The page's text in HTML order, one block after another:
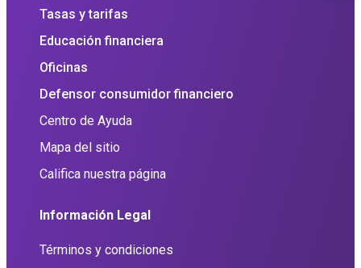
Tasas y tarifas
Educación financiera
Oficinas
Defensor consumidor financiero
Centro de Ayuda
Mapa del sitio
Califica nuestra página
Información Legal
Términos y condiciones